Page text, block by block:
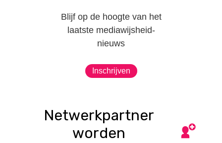
Blijf op de hoogte van het
laatste mediawijsheid-
nieuws
Inschrijven
Netwerkpartner
worden